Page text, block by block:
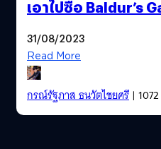
เอาไปซื้อ Baldur’s
31/08/2023
Read More
กรณ์รัฐภาส ธนวัตไชยศรี|